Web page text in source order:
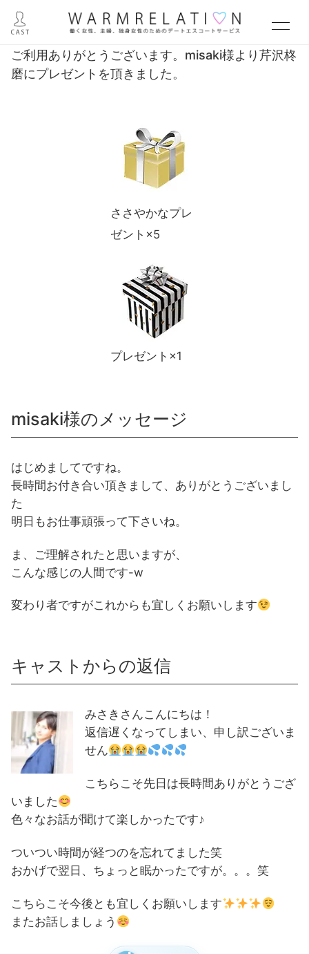
ご利用ありがとうございます。misaki様より芹沢柊
磨にプレゼントを頂きました。
ささやかなプレ
ゼント×5
プレゼント×1
misaki様のメッセージ
はじめましてですね。
長時間お付き合い頂きまして、ありがとうございまし
た
明日もお仕事頑張って下さいね。
ま、ご理解されたと思いますが、
こんな感じの人間です-w
変わり者ですがこれからも宜しくお願いします
キャストからの返信
みさきさんこんにちは！
返信遅くなってしまい、申し訳ございま
せん
こちらこそ先日は長時間ありがとうござ
いました
色々なお話が聞けて楽しかったです♪
ついつい時間が経つのを忘れてました笑
おかげで翌日、ちょっと眠かったですが。。。笑
こちらこそ今後とも宜しくお願いします
またお話しましょう